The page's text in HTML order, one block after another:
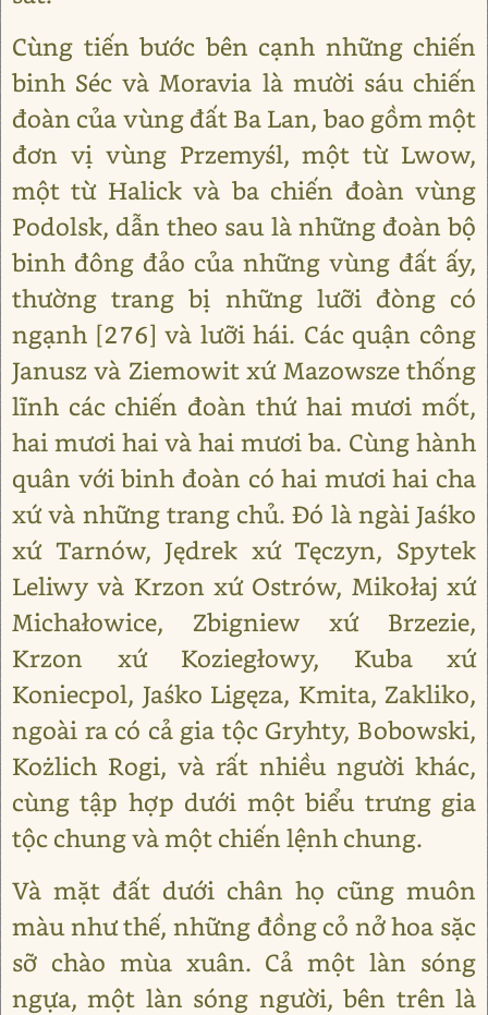
Cùng tiến bước bên cạnh những chiến
binh Séc và Moravia là mười sáu chiến
đoàn của vùng đất Ba Lan, bao gồm một
đơn vị vùng Przemyśl, một từ Lwow,
một từ Halick và ba chiến đoàn vùng
Podolsk, dẫn theo sau là những đoàn bộ
binh đông đảo của những vùng đất ấy,
thường trang bị những lưỡi đòng có
ngạnh [276] và lưỡi hái. Các quận công
Janusz và Ziemowit xứ Mazowsze thống
lĩnh các chiến đoàn thứ hai mươi mốt,
hai mươi hai và hai mươi ba. Cùng hành
quân với binh đoàn có hai mươi hai cha
xứ và những trang chủ. Đó là ngài Jaśko
xứ Tarnów, Jędrek xứ Tęczyn, Spytek
Leliwy và Krzon xứ Ostrów, Mikołaj xứ
Michałowice, Zbigniew xứ Brzezie,
Krzon xứ Koziegłowy, Kuba xứ
Koniecpol, Jaśko Ligęza, Kmita, Zakliko,
ngoài ra có cả gia tộc Gryhty, Bobowski,
Kożlich Rogi, và rất nhiều người khác,
cùng tập hợp dưới một biểu trưng gia
tộc chung và một chiến lệnh chung.
Và mặt đất dưới chân họ cũng muôn
màu như thế, những đồng cỏ nở hoa sặc
sỡ chào mùa xuân. Cả một làn sóng
ngựa, một làn sóng người, bên trên là